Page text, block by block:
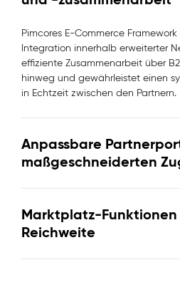
Pimcores E-Commerce
Integration innerhalb erweiterter
effiziente Zusammenarbeit über
hinweg und gewährleistet einen
in Echtzeit zwischen den Partnern.
Anpassbare
maßgeschneiderten
Marktplatz-Funktionen
Reichweite